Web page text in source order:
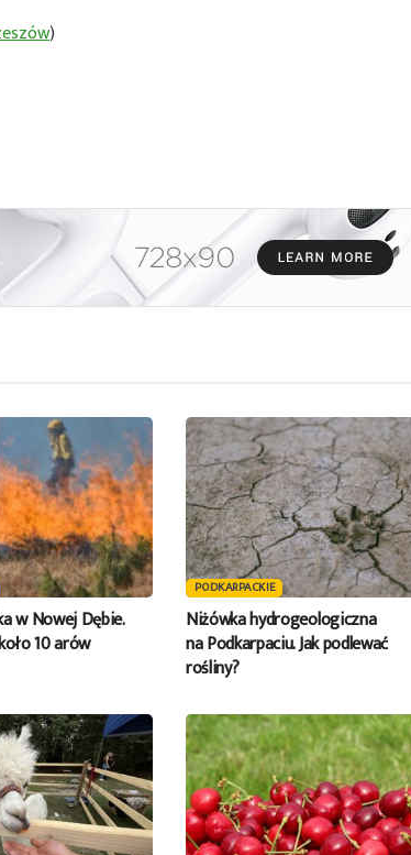
)
w Nowej Dębie.
10 arów
PODKARPACKIE
Niżówka hydrogeologiczna
na Podkarpaciu. Jak podlewać
rośliny?